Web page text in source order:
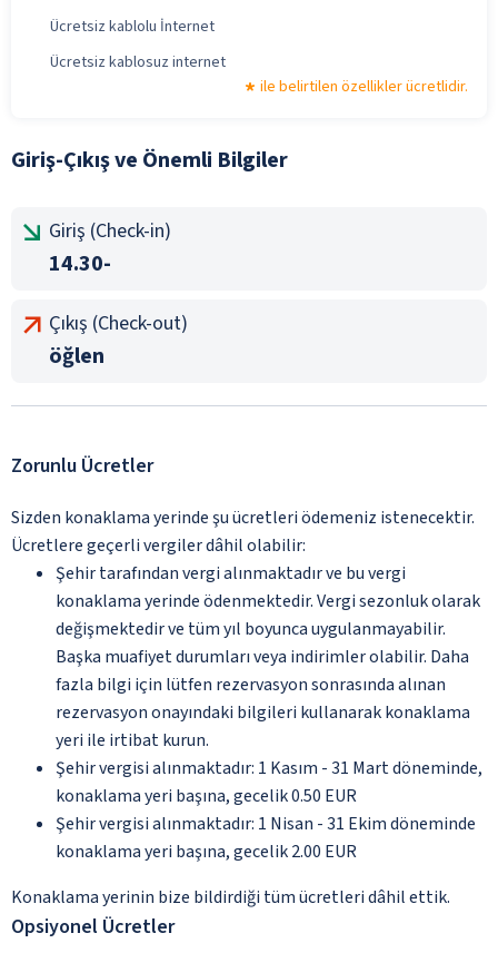
Ücretsiz kablolu İnternet
Ücretsiz kablosuz internet
ile belirtilen özellikler ücretlidir.
Giriş-Çıkış ve Önemli Bilgiler
Giriş (Check-in)
14.30-
Çıkış (Check-out)
öğlen
Zorunlu Ücretler
Sizden konaklama yerinde şu ücretleri ödemeniz istenecektir.
Ücretlere geçerli vergiler dâhil olabilir:
Şehir tarafından vergi alınmaktadır ve bu vergi
konaklama yerinde ödenmektedir. Vergi sezonluk olarak
değişmektedir ve tüm yıl boyunca uygulanmayabilir.
Başka muafiyet durumları veya indirimler olabilir. Daha
fazla bilgi için lütfen rezervasyon sonrasında alınan
rezervasyon onayındaki bilgileri kullanarak konaklama
yeri ile irtibat kurun.
Şehir vergisi alınmaktadır: 1 Kasım - 31 Mart döneminde,
konaklama yeri başına, gecelik 0.50 EUR
Şehir vergisi alınmaktadır: 1 Nisan - 31 Ekim döneminde
konaklama yeri başına, gecelik 2.00 EUR
Konaklama yerinin bize bildirdiği tüm ücretleri dâhil ettik.
Opsiyonel Ücretler